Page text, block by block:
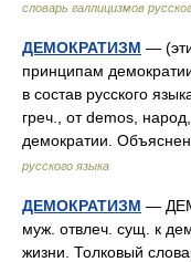
словарь галлицизмов
ДЕМОКРАТИЗМ —
принципам
в состав русского
греч., от demos,
демократии.
русского языка
ДЕМОКРАТИЗМ —
муж. отвлеч. сущ. к
жизни. Толковый